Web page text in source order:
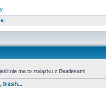
nie ma to związku z Beatlesami.
trash...